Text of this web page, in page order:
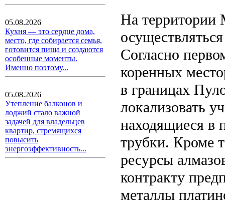
05.08.2026
Кухня — это сердце дома,
место, где собирается семья,
готовится пища и создаются
особенные моменты.
Именно поэтому...
05.08.2026
Утепление балконов и
лоджий стало важной
задачей для владельцев
квартир, стремящихся
повысить
энергоэффективность...
На территории
Согласно
коренных
в границах
локализовать
находящиеся в
трубки. Кроме
ресурсы
контракту
металлы